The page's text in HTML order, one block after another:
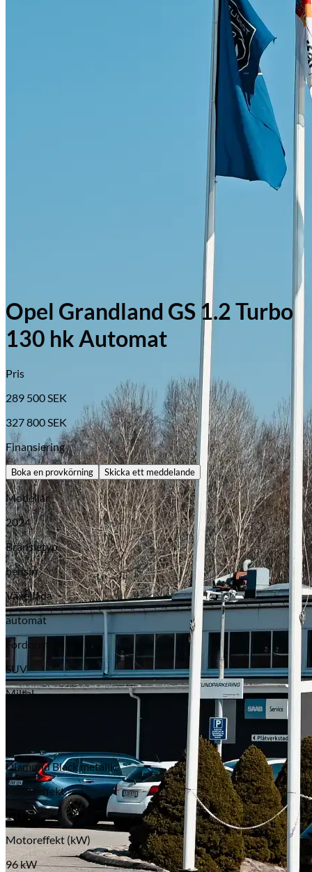
Opel
Opel Grandland GS 1.2 Turbo
130 hk Automat
Pris
289 500SEK
327 800SEK
Finansiering
Boka en provkörning Skicka ett meddelande
Modellår
2024
Bränsletyp
bensin
Växellåda
automat
Fordonstyp
SUV
Miltal
Diamond Black metallic
Motoreffekt
131 HK
Motoreffekt (kW)
96 kW